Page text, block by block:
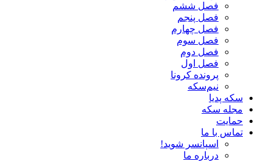
فصل ششم
فصل پنجم
فصل چهارم
فصل سوم
فصل دوم
فصل اول
پرونده کرونا
نیم‌سکه
سکه پدیا
مجله سکه
حمایت
تماس با ما
اسپانسر شوید!
درباره ما